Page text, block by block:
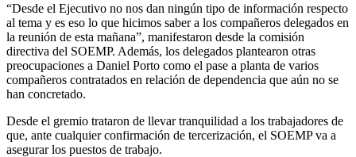
“Desde el Ejecutivo no nos dan ningún tipo de información respecto
al tema y es eso lo que hicimos saber a los compañeros delegados en
la reunión de esta mañana”, manifestaron desde la comisión
directiva del SOEMP. Además, los delegados plantearon otras
preocupaciones a Daniel Porto como el pase a planta de varios
compañeros contratados en relación de dependencia que aún no se
han concretado.
Desde el gremio trataron de llevar tranquilidad a los trabajadores de
que, ante cualquier confirmación de tercerización, el SOEMP va a
asegurar los puestos de trabajo.